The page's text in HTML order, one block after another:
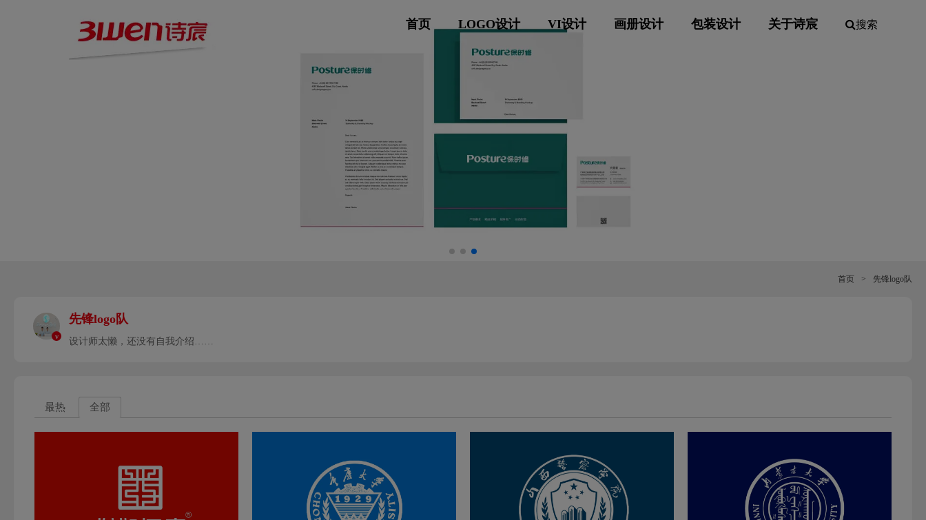
首页 LOGO设计 VI设计 画册设计 包装设计 关于诗宸 搜索
首页 > 先锋logo队
v
先锋logo队
设计师太懒，还没有自我介绍……
最热 全部